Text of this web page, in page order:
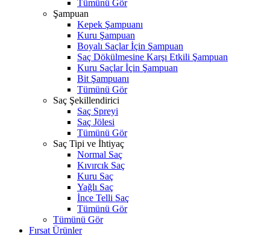
Tümünü Gör
Şampuan
Kepek Şampuanı
Kuru Şampuan
Boyalı Saçlar İçin Şampuan
Saç Dökülmesine Karşı Etkili Şampuan
Kuru Saçlar İçin Şampuan
Bit Şampuanı
Tümünü Gör
Saç Şekillendirici
Saç Spreyi
Saç Jölesi
Tümünü Gör
Saç Tipi ve İhtiyaç
Normal Saç
Kıvırcık Saç
Kuru Saç
Yağlı Saç
İnce Telli Saç
Tümünü Gör
Tümünü Gör
Fırsat Ürünler